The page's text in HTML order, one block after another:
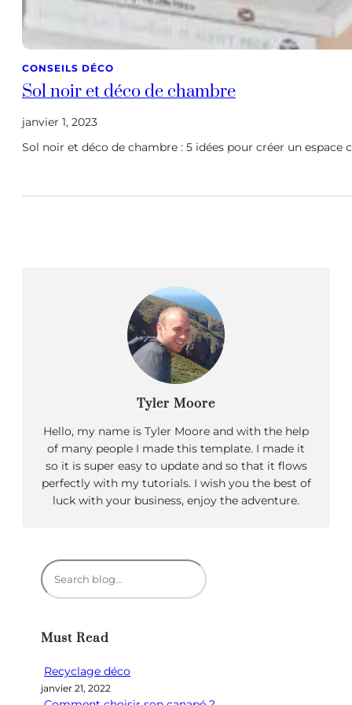
CONSEILS DÉCO
Sol noir et déco de chambre
janvier 1, 2023
Sol noir et déco de chambre : 5 idées pour créer un espace
Tyler Moore
Hello, my name is Tyler Moore and with the help
of many people I made this template. I made it
so it is super easy to update and so that it flows
perfectly with my tutorials. I wish you the best of
luck with your business, enjoy the adventure.
R
e
e
c
h
Must Read
Recyclage déco
janvier 21, 2022